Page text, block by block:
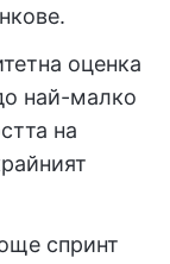
оценка
най-малко
на
спринт